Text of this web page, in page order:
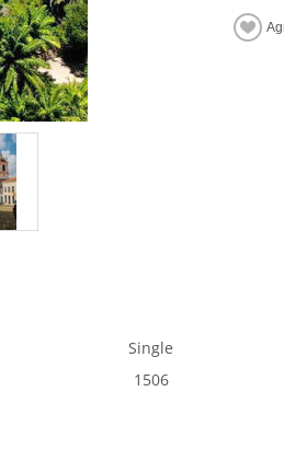
Single
1506